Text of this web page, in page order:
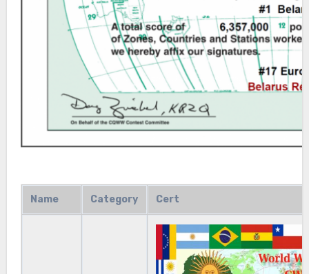
Name Category Cert